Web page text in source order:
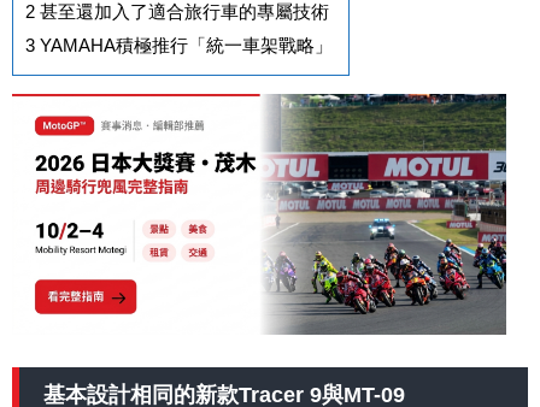
2 甚至還加入了適合旅行車的專屬技術
3 YAMAHA積極推行「統一車架戰略」
基本設計相同的新款Tracer 9與MT-09